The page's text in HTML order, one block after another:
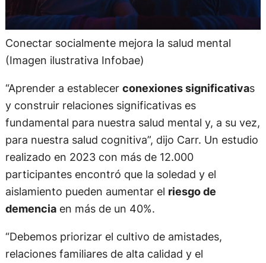
Conectar socialmente mejora la salud mental
(Imagen ilustrativa Infobae)
“Aprender a establecer conexiones significativas
y construir relaciones significativas es
fundamental para nuestra salud mental y, a su vez,
para nuestra salud cognitiva”, dijo Carr. Un estudio
realizado en 2023 con más de 12.000
participantes encontró que la soledad y el
aislamiento pueden aumentar el riesgo de
demenciaen más de un 40%.
“Debemos priorizar el cultivo de amistades,
relaciones familiares de alta calidad y el